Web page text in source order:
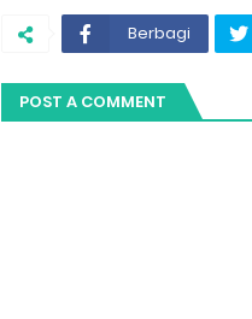
Berbagi
POST A COMMENT